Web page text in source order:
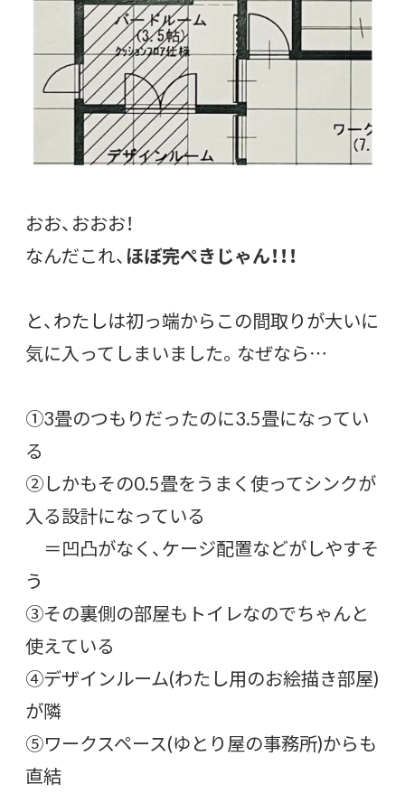
おお、おおお！
なんだこれ、 ほぼ完ぺきじゃん！！！
と、わたしは初っ端からこの間取りが大いに
気に入ってしまいました。なぜなら…
①3畳のつもりだったのに3.5畳になってい
る
②しかもその0.5畳をうまく使ってシンクが
入る設計になっている
＝凹凸がなく、ケージ配置などがしやすそ
う
③その裏側の部屋もトイレなのでちゃんと
使えている
④デザインルーム(わたし用のお絵描き部屋)
が隣
⑤ワークスペース(ゆとり屋の事務所)からも
直結